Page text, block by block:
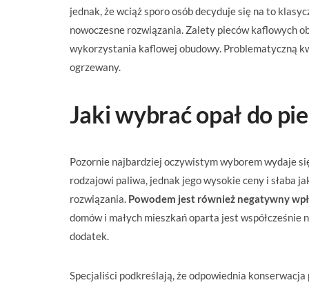
jednak, że wciąż sporo osób decyduje się na to
nowoczesne rozwiązania. Zalety pieców kaflowych
wykorzystania kaflowej obudowy. Problematyczną
ogrzewany.
Jaki wybrać opał do
Pozornie najbardziej oczywistym wyborem wydaje
rodzajowi paliwa, jednak jego wysokie ceny i słaba
rozwiązania. Powodem jest również negatywny
domów i małych mieszkań oparta jest
dodatek.
Specjaliści podkreślają, że odpowiednia